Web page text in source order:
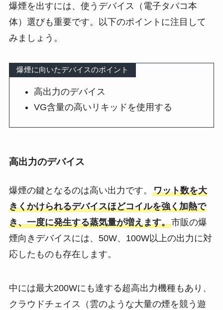
爆煙を出すには、使うデバイス（電子タバコ本
体）選びも重要です。以下のポイントに注目して
みましょう。
爆煙に向いたデバイスのポイント
高出力のデバイス
VG含量の高いリキッドを使用する
高出力のデバイス
爆煙の鍵となるのは高い出力です。 ワット数を大
きくかけられるデバイスほどコイルを強く加熱で
き、一度に発生する蒸気量が増えます。市販の爆
煙向きデバイスには、50W、100W以上の出力に対
応したものも存在します。
中には最大200Wにも達する超高出力機種もあり、
クラウドチェイス（雲のような大量の煙を競う遊